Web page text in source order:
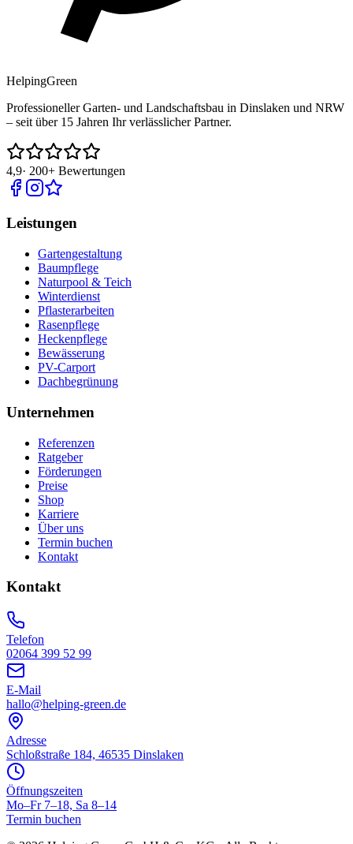
HelpingGreen
Professioneller Garten- und Landschaftsbau in Dinslaken und NRW
– seit über 15 Jahren Ihr verlässlicher Partner.
4,9· 200+ Bewertungen
Leistungen
Gartengestaltung
Baumpflege
Naturpool & Teich
Winterdienst
Pflasterarbeiten
Rasenpflege
Heckenpflege
Bewässerung
PV-Carport
Dachbegrünung
Unternehmen
Referenzen
Ratgeber
Förderungen
Preise
Shop
Karriere
Über uns
Termin buchen
Kontakt
Kontakt
Telefon
02064 399 52 99
E-Mail
hallo@helping-green.de
Adresse
Schloßstraße 184, 46535 Dinslaken
Öffnungszeiten
Mo–Fr 7–18, Sa 8–14
Termin buchen